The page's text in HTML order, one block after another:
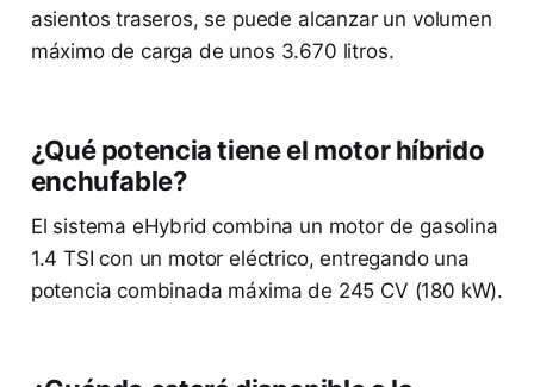
asientos traseros, se puede alcanzar un volumen
máximo de carga de unos 3.670 litros.
¿Qué potencia tiene el motor híbrido
enchufable?
El sistema eHybrid combina un motor de gasolina
1.4 TSI con un motor eléctrico, entregando una
potencia combinada máxima de 245 CV (180 kW).